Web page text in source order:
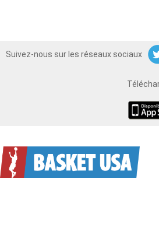
Suivez-nous sur les réseaux sociaux
Twitter